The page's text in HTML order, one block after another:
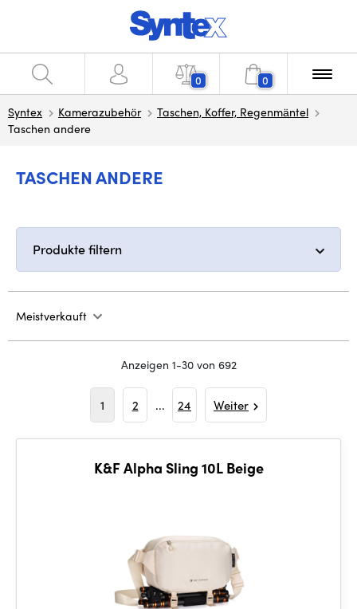
0 0
Syntex Kamerazubehör
Taschen, Koffer, Regenmäntel
Taschen andere
TASCHEN ANDERE
Produkte filtern
Meistverkauft
Anzeigen 1-30 von 692
1 2 ... 24 Weiter
K&F Alpha Sling 10L Beige